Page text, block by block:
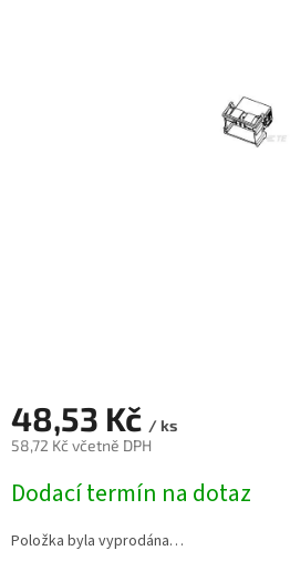
48,53 Kč / ks
58,72 Kč včetně DPH
cena:
Dodací termín na dotaz
Položka byla vyprodána…